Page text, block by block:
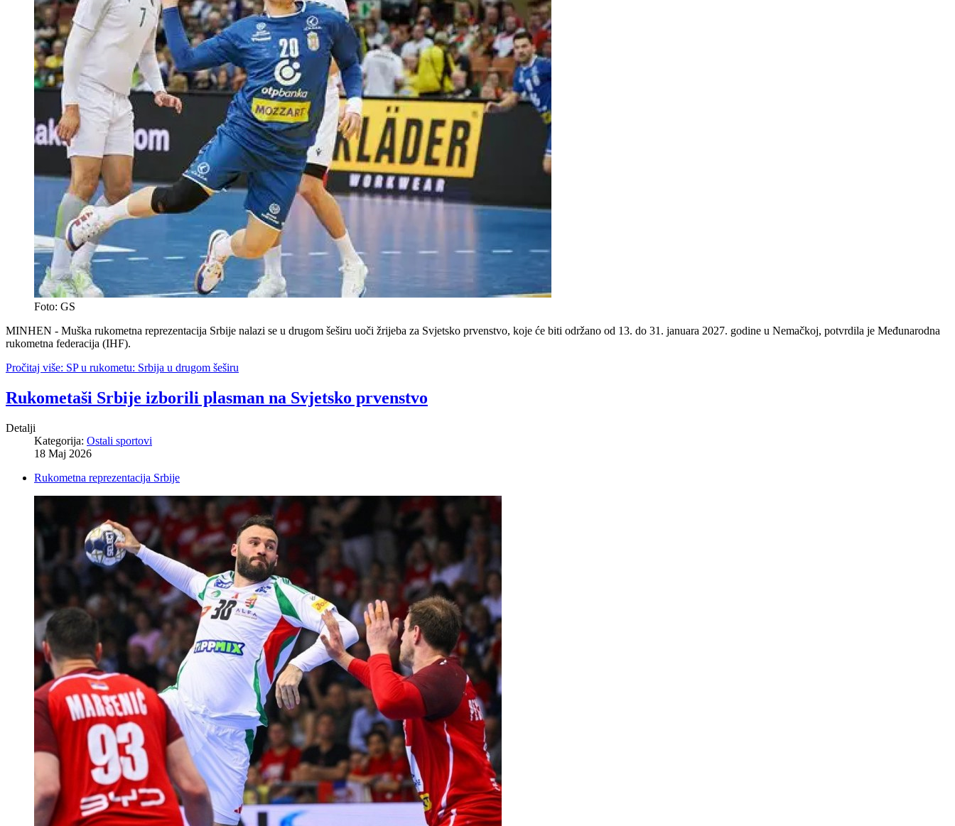
Foto: GS
MINHEN - Muška rukometna reprezentacija Srbije nalazi se u drugom šeširu uoči žrijeba za Svjetsko prvenstvo, koje će biti održano od 13. do 31. januara 2027. godine u Nemačkoj, potvrdila je Međunarodna
rukometna federacija (IHF).
Pročitaj više: SP u rukometu: Srbija u drugom šeširu
Rukometaši Srbije izborili plasman na Svjetsko prvenstvo
Detalji
Kategorija: Ostali sportovi
18 Maj 2026
Rukometna reprezentacija Srbije